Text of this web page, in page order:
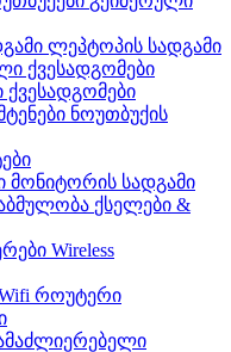
ლეპტოპის სადგამი
ნოუთბუქის
მონიტორის სადგამი
ქსელები &
Wireless
როუტერი